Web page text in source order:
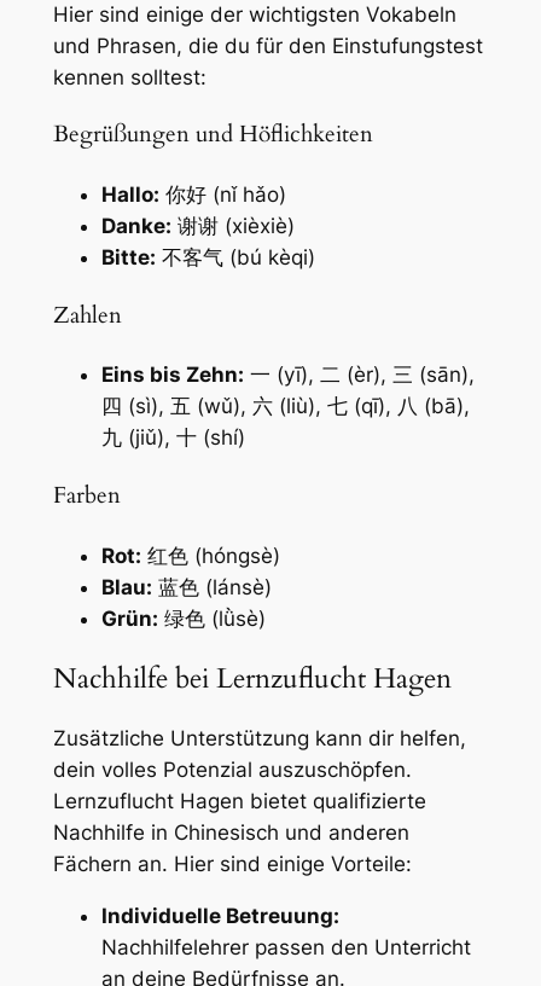
Hier sind einige der wichtigsten Vokabeln
und Phrasen, die du für den Einstufungstest
kennen solltest:
Begrüßungen und Höflichkeiten
Hallo: 你好 (nǐ hǎo)
Danke: 谢谢 (xièxiè)
Bitte: 不客气 (bú kèqi)
Zahlen
Eins bis Zehn: 一 (yī), 二 (èr), 三 (sān),
四 (sì), 五 (wǔ), 六 (liù), 七 (qī), 八 (bā),
九 (jiǔ), 十 (shí)
Farben
Rot: 红色 (hóngsè)
Blau: 蓝色 (lánsè)
Grün: 绿色 (lǜsè)
Nachhilfe bei Lernzuflucht Hagen
Zusätzliche Unterstützung kann dir helfen,
dein volles Potenzial auszuschöpfen.
Lernzuflucht Hagen bietet qualifizierte
Nachhilfe in Chinesisch und anderen
Fächern an. Hier sind einige Vorteile:
Individuelle Betreuung:
Nachhilfelehrer passen den Unterricht
an deine Bedürfnisse an.